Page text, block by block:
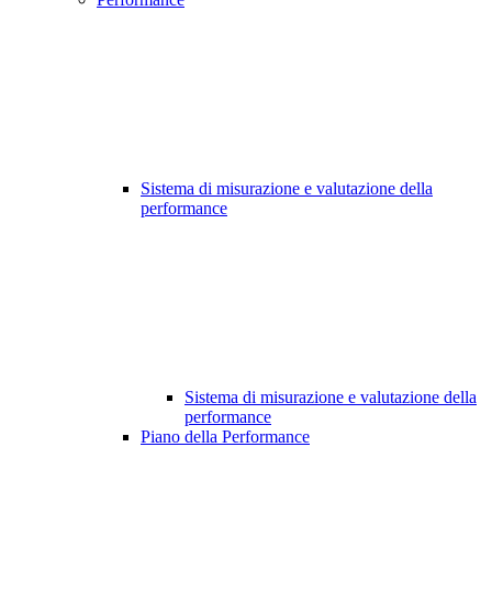
Sistema di misurazione e valutazione della
performance
Sistema di misurazione e valutazione della
performance
Piano della Performance